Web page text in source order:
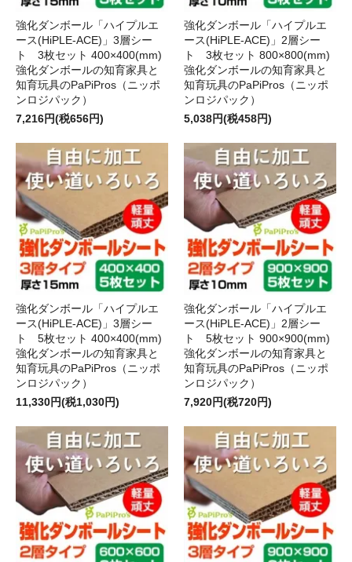
強化ダンボール「ハイプルエ
ース(HiPLE-ACE)」3層シー
ト 3枚セット 400×400(mm)
強化ダンボールの知育家具と
知育玩具のPaPiPros（ニッポ
ンロジパック）
7,216円(税656円)
強化ダンボール「ハイプルエ
ース(HiPLE-ACE)」2層シー
ト 3枚セット 800×800(mm)
強化ダンボールの知育家具と
知育玩具のPaPiPros（ニッポ
ンロジパック）
5,038円(税458円)
強化ダンボール「ハイプルエ
ース(HiPLE-ACE)」3層シー
ト 5枚セット 400×400(mm)
強化ダンボールの知育家具と
知育玩具のPaPiPros（ニッポ
ンロジパック）
11,330円(税1,030円)
強化ダンボール「ハイプルエ
ース(HiPLE-ACE)」2層シー
ト 5枚セット 900×900(mm)
強化ダンボールの知育家具と
知育玩具のPaPiPros（ニッポ
ンロジパック）
7,920円(税720円)